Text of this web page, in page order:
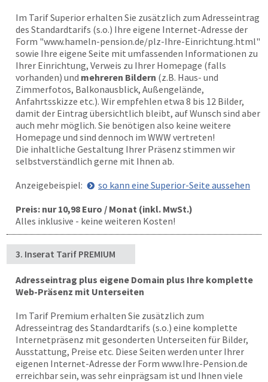
Im Tarif Superior erhalten Sie zusätzlich zum Adresseintrag
des Standardtarifs (s.o.) Ihre eigene Internet-Adresse der
Form "www.hameln-pension.de/plz-Ihre-Einrichtung.html"
sowie Ihre eigene Seite mit umfassenden Informationen zu
Ihrer Einrichtung, Verweis zu Ihrer Homepage (falls
vorhanden) und mehreren Bildern (z.B. Haus- und
Zimmerfotos, Balkonausblick, Außengelände,
Anfahrtsskizze etc.). Wir empfehlen etwa 8 bis 12 Bilder,
damit der Eintrag übersichtlich bleibt, auf Wunsch sind aber
auch mehr möglich. Sie benötigen also keine weitere
Homepage und sind dennoch im WWW vertreten!
Die inhaltliche Gestaltung Ihrer Präsenz stimmen wir
selbstverständlich gerne mit Ihnen ab.
Anzeigebeispiel:
so kann eine Superior-Seite aussehen
Preis: nur 10,98 Euro / Monat (inkl. MwSt.)
Alles inklusive - keine weiteren Kosten!
3. Inserat Tarif PREMIUM
Adresseintrag plus eigene Domain plus Ihre komplette
Web-Präsenz mit Unterseiten
Im Tarif Premium erhalten Sie zusätzlich zum
Adresseintrag des Standardtarifs (s.o.) eine komplette
Internetpräsenz mit gesonderten Unterseiten für Bilder,
Ausstattung, Preise etc. Diese Seiten werden unter Ihrer
eigenen Internet-Adresse der Form www.Ihre-Pension.de
erreichbar sein, was sehr einprägsam ist und Ihnen viele